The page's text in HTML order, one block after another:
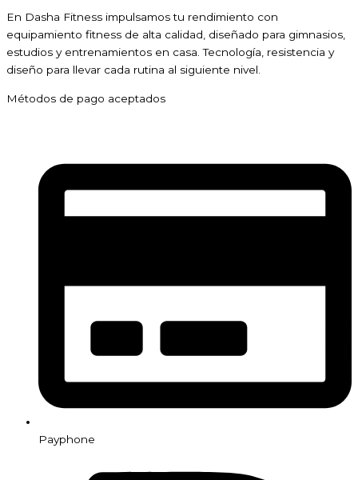
En Dasha Fitness impulsamos tu rendimiento con
equipamiento fitness de alta calidad, diseñado para gimnasios,
estudios y entrenamientos en casa. Tecnología, resistencia y
diseño para llevar cada rutina al siguiente nivel.
Métodos de pago aceptados
Payphone